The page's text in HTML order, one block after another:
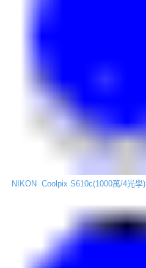
NIKON Coolpix S610c(1000萬/4光學)